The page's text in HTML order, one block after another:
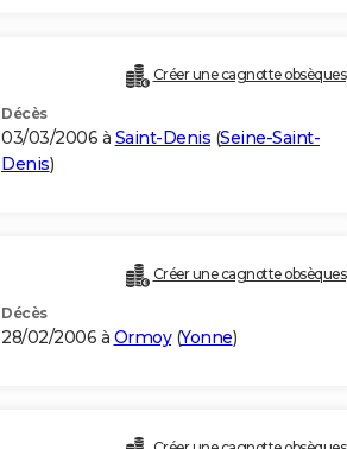
Créer une cagnotte obsèques
Décès
03/03/2006 à Saint-Denis (Seine-Saint-
Denis)
Créer une cagnotte obsèques
Décès
28/02/2006 à Ormoy(Yonne)